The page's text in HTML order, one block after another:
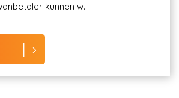
kunnen w...